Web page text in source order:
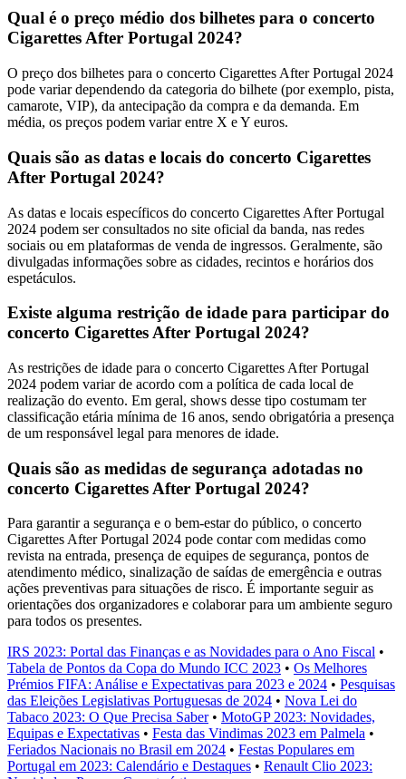
Qual é o preço médio dos bilhetes para o concerto
Cigarettes After Portugal 2024?
O preço dos bilhetes para o concerto Cigarettes After Portugal 2024
pode variar dependendo da categoria do bilhete (por exemplo, pista,
camarote, VIP), da antecipação da compra e da demanda. Em
média, os preços podem variar entre X e Y euros.
Quais são as datas e locais do concerto Cigarettes
After Portugal 2024?
As datas e locais específicos do concerto Cigarettes After Portugal
2024 podem ser consultados no site oficial da banda, nas redes
sociais ou em plataformas de venda de ingressos. Geralmente, são
divulgadas informações sobre as cidades, recintos e horários dos
espetáculos.
Existe alguma restrição de idade para participar do
concerto Cigarettes After Portugal 2024?
As restrições de idade para o concerto Cigarettes After Portugal
2024 podem variar de acordo com a política de cada local de
realização do evento. Em geral, shows desse tipo costumam ter
classificação etária mínima de 16 anos, sendo obrigatória a presença
de um responsável legal para menores de idade.
Quais são as medidas de segurança adotadas no
concerto Cigarettes After Portugal 2024?
Para garantir a segurança e o bem-estar do público, o concerto
Cigarettes After Portugal 2024 pode contar com medidas como
revista na entrada, presença de equipes de segurança, pontos de
atendimento médico, sinalização de saídas de emergência e outras
ações preventivas para situações de risco. É importante seguir as
orientações dos organizadores e colaborar para um ambiente seguro
para todos os presentes.
IRS 2023: Portal das Finanças e as Novidades para o Ano Fiscal •
Tabela de Pontos da Copa do Mundo ICC 2023 • Os Melhores
Prémios FIFA: Análise e Expectativas para 2023 e 2024 • Pesquisas
das Eleições Legislativas Portuguesas de 2024 • Nova Lei do
Tabaco 2023: O Que Precisa Saber• MotoGP 2023: Novidades,
Equipas e Expectativas • Festa das Vindimas 2023 em Palmela •
Feriados Nacionais no Brasil em 2024 • Festas Populares em
Portugal em 2023: Calendário e Destaques • Renault Clio 2023: